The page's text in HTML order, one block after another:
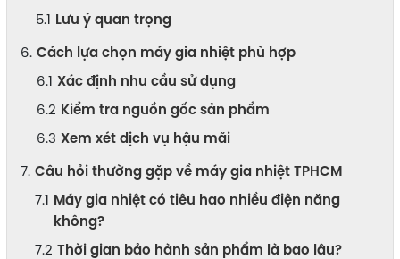
Lưu ý quan trọng
Cách lựa chọn máy gia nhiệt phù hợp
Xác định nhu cầu sử dụng
Kiểm tra nguồn gốc sản phẩm
Xem xét dịch vụ hậu mãi
Câu hỏi thường gặp về máy gia nhiệt TPHCM
Máy gia nhiệt có tiêu hao nhiều điện năng
không?
Thời gian bảo hành sản phẩm là bao lâu?